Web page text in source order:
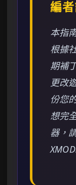
編
本指
根據
期補
更改
份您
想完
器，